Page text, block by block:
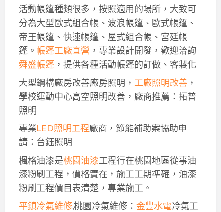
活動帳篷種類很多，按照適用的場所，大致可
分為大型歐式組合帳、波浪帳篷、歐式帳篷、
帝王帳篷、快速帳篷、屋式組合帳、宮廷帳
篷。 帳篷工廠直營 ，專業設計開發，歡迎洽詢
舜盛帳篷，提供各種活動帳篷的訂做、客製化
大型鋼構廠房改善廠房照明， 工廠照明改善，
學校運動中心高空照明改善，廠商推薦：拓普
照明
專業LED照明工程廠商，節能補助案協助申
請：台鈺照明
楓格油漆是桃園油漆工程行在桃園地區從事油
漆粉刷工程，價格實在，施工工期準確，油漆
粉刷工程價目表清楚，專業施工。
平鎮冷氣維修,桃園冷氣維修： 金豐水電冷氣工